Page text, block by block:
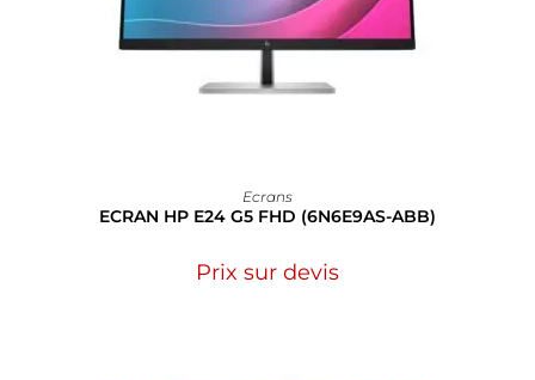
Ecrans
ECRAN HP E24 G5 FHD (6N6E9AS-ABB)
Prix sur devis